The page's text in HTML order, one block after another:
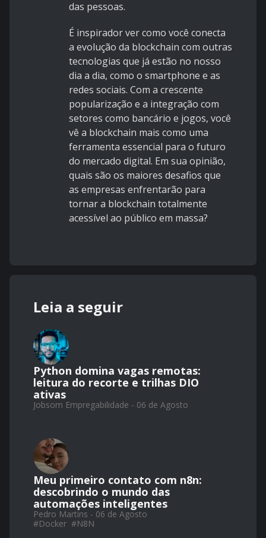
das pessoas.
É inspirador ver como você conecta
a evolução da blockchain com outras
tecnologias que já estão no nosso
dia a dia, como o smartphone e as
redes sociais. Com a crescente
popularização e a integração com
setores como bancário e jogos, você
vê a blockchain mais como uma
ferramenta essencial para o futuro
do mercado digital. Em sua opinião,
quais são os maiores desafios que
as empresas enfrentarão para
tornar a blockchain totalmente
acessível ao público em massa?
Leia a seguir
Python domina vagas remotas:
leitura do recorte e trilhas DIO
ativas
Jobsom Empregabilidade - 06 de Agosto
Meu primeiro contato com n8n:
descobrindo o mundo das
automações inteligentes
Pedro Martins - 06 de Agosto
#Docker #N8N